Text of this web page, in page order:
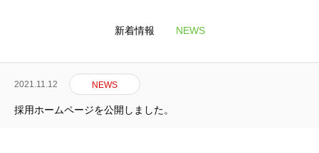
募集要項
エントリー
新着情報 NEWS
2021.11.12 NEWS
採用ホームページを公開しました。